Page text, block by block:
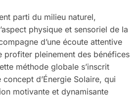
parti du milieu naturel,
physique et sensoriel de la
d’une écoute attentive
profiter pleinement des bénéfices
méthode globale s’inscrit
d’Énergie Solaire, qui
motivante et dynamisante